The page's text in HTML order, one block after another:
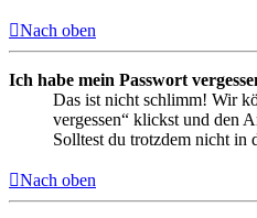
Nach oben
Ich habe mein Passwort
Das ist nicht schlimm! Wir
vergessen“ klickst und den
Solltest du trotzdem nicht in
Nach oben